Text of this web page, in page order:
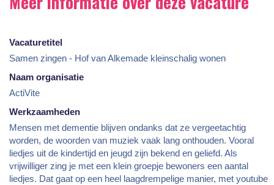
Vacaturetitel
Samen zingen - Hof van Alkemade kleinschalig wonen
Naam organisatie
ActiVite
Werkzaamheden
Mensen met dementie blijven ondanks dat ze vergeetachtig
worden, de woorden van muziek vaak lang onthouden. Vooral
liedjes uit de kindertijd en jeugd zijn bekend en geliefd. Als
vrijwilliger zing je met een klein groepje bewoners een aantal
liedjes. Dat gaat op een heel laagdrempelige manier, met youtube